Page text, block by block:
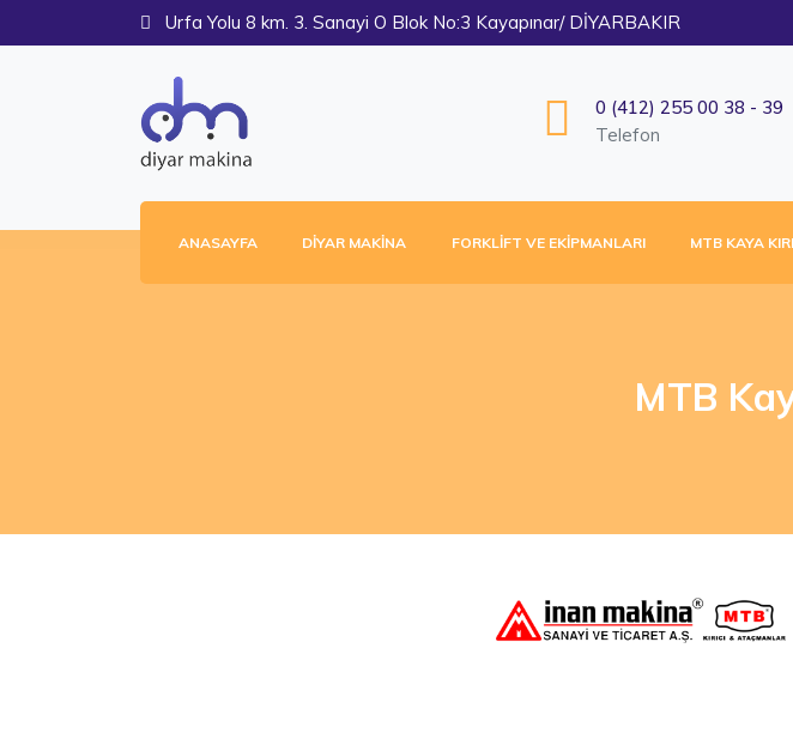
Urfa Yolu 8 km. 3. Sanayi O Blok No:3 Kayapınar/ DİYARBAKIR
0 (412) 255 00 38 - 39
Telefon
ANASAYFA DIYAR MAKINA FORKLIFT VE EKIPMANLARI MTB KAYA
MTB